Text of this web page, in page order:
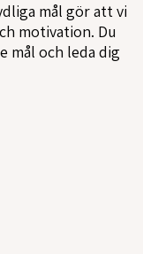
mål gör att vi
motivation. Du
mål och leda dig